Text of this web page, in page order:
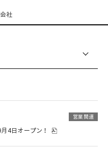
社
営業関連
4日オープン！